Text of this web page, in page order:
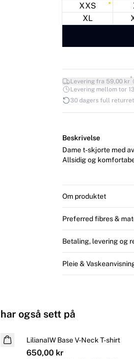
XXS
XL
Levering fra 59,00 kr*
Levering mellom tor
30 dagers full
Beskrivelse
Dame t-skjorte med
Allsidig og
Om produktet
Preferred fibres &
Betaling, levering og
Pleie &
også sett på
LilianaIW Base V-Neck T-shirt
650,00 kr